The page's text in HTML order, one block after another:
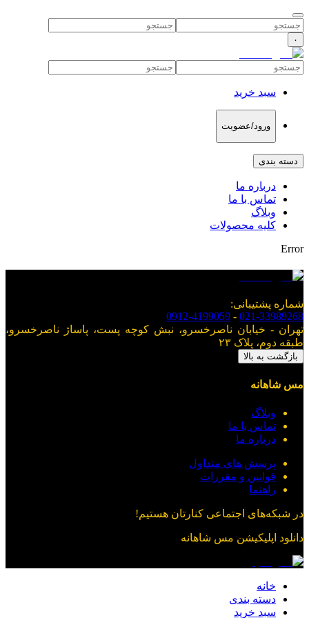
۰
سبد خرید
ورود/عضویت
دسته بندی
درباره ما
تماس با ما
وبلاگ
کلیه محصولات
Error
شماره پشتیبانی:
021-33989268
-
0912-4199059
تهران - خیابان ناصرخسرو، نبش کوچه پست، پاساژ ناصرخسرو،
طبقه دوم، پلاک ۲۳
بازگشت به بالا
مس شاهانه
وبلاگ
تماس با ما
درباره ما
پرسش های متداول
قوانین و مقررات
راهنما
در شبکه‌های اجتماعی کنارتان هستیم!
دانلود اپلیکیشن مس شاهانه
خانه
دسته بندی
سبد خرید